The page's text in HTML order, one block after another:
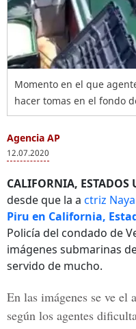
Momento en el que
hacer tomas en el fondo
Agencia AP
12.07.2020
CALIFORNIA, ESTADOS
desde que la a ctriz
Piru en California,
Policía del condado de
imágenes submarinas
servido de mucho.
En las imágenes se ve el
según los agentes